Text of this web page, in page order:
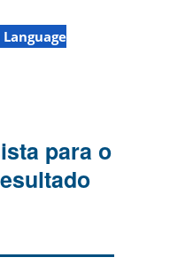
Language
para o